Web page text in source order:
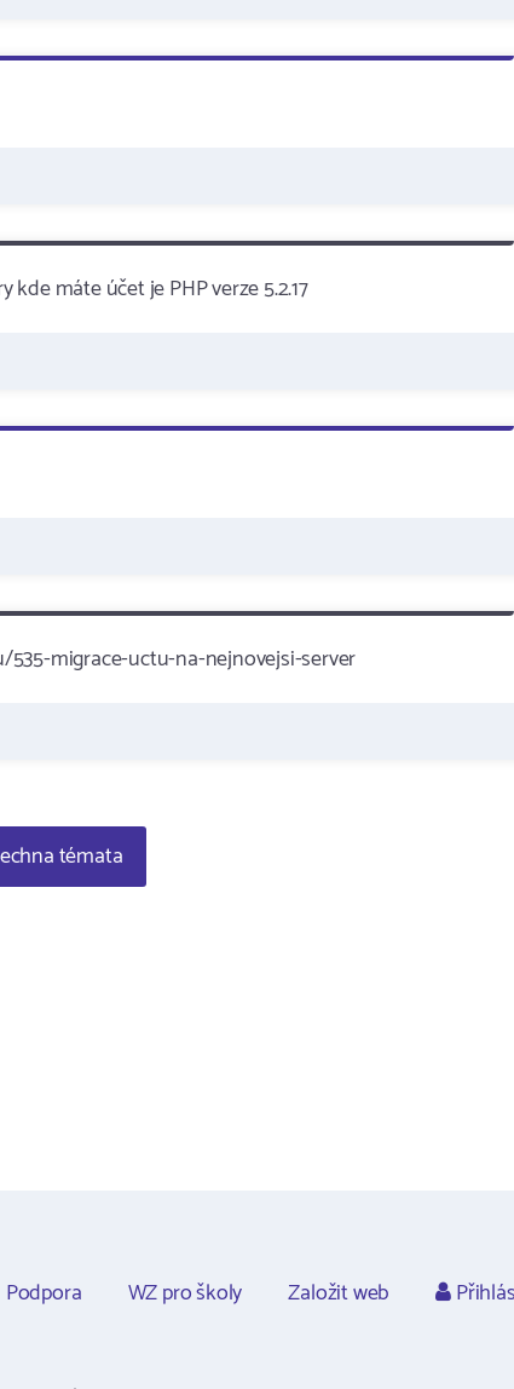
kde máte účet je PHP verze 5.2.17
migrace-uctu-na-nejnovejsi-server
témata
Podpora WZ pro školy Založit web